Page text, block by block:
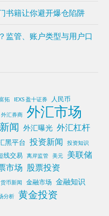
书籍让你避开爆仓陷阱
监管、账户类型与用户口
拓 IEXS 盈十证券 人民币
外汇券商 外汇市场
闻 外汇曝光 外汇杠杆
黑平台 投资新闻 投资知识
线交易 离岸监管 美元 美联储
市场 股票投资
货币新闻 金融市场 金融知识
分析 黄金投资